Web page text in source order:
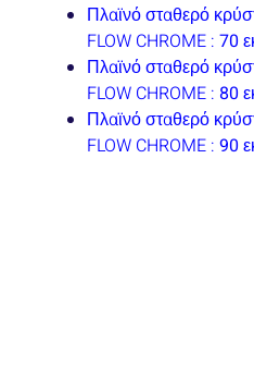
Πλαϊνό σταθερό
FLOW CHROME : 70
Πλαϊνό σταθερό
FLOW CHROME : 80
Πλαϊνό σταθερό
FLOW CHROME : 90